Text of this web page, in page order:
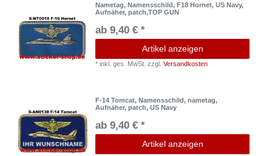
Nametag, Namensschild, F18 Hornet, US Navy,
Aufnäher, patch,TOP GUN
ab 9,40 € *
Artikel anzeigen
*inkl. ges. MwSt. zzgl.Versandkosten
F-14 Tomcat, Namensschild, nametag,
Aufnäher, patch, US Navy
ab 9,40 € *
Artikel anzeigen